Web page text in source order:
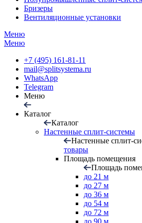
Бризеры
Вентиляционные установки
Меню
Меню
+7 (495) 161-81-11
mail@splitsystema.ru
WhatsApp
Telegram
Меню
Каталог
Каталог
Настенные сплит-системы
Настенные сплит-
товары
Площадь помещения
Площадь
до 21 м
до 27 м
до 36 м
до 54 м
до 72 м
до 90 м